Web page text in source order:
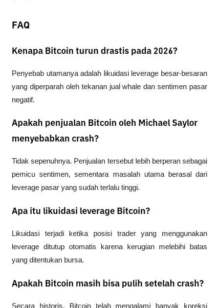
FAQ
Kenapa Bitcoin turun drastis pada 2026?
Penyebab utamanya adalah likuidasi leverage besar-besaran
yang diperparah oleh tekanan jual whale dan sentimen pasar
negatif.
Apakah penjualan Bitcoin oleh Michael Saylor
menyebabkan crash?
Tidak sepenuhnya. Penjualan tersebut lebih berperan sebagai
pemicu sentimen, sementara masalah utama berasal dari
leverage pasar yang sudah terlalu tinggi.
Apa itu likuidasi leverage Bitcoin?
Likuidasi terjadi ketika posisi trader yang menggunakan
leverage ditutup otomatis karena kerugian melebihi batas
yang ditentukan bursa.
Apakah Bitcoin masih bisa pulih setelah crash?
Secara historis, Bitcoin telah mengalami banyak koreksi